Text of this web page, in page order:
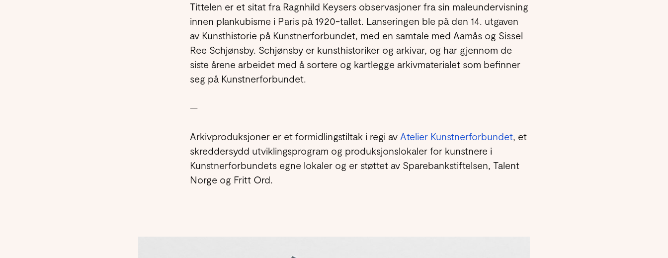
Tittelen er et sitat fra Ragnhild Keysers observasjoner fra sin maleundervisning
innen plankubisme i Paris på 1920-tallet. Lanseringen ble på den 14. utgaven
av Kunsthistorie på Kunstnerforbundet, med en samtale med Aamås og Sissel
Ree Schjønsby. Schjønsby er kunsthistoriker og arkivar, og har gjennom de
siste årene arbeidet med å sortere og kartlegge arkivmaterialet som befinner
seg på Kunstnerforbundet.
—
Arkivproduksjoner er et formidlingstiltak i regi av Atelier Kunstnerforbundet, et
skreddersydd utviklingsprogram og produksjonslokaler for kunstnere i
Kunstnerforbundets egne lokaler og er støttet av Sparebankstiftelsen, Talent
Norge og Fritt Ord.